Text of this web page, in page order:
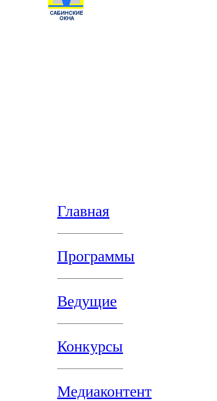
Главная
Программы
Ведущие
Конкурсы
Медиаконтент